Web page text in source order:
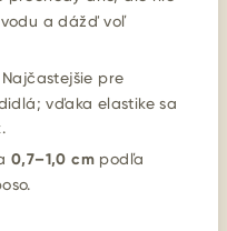
vodu a dážď voľ
Najčastejšie pre
vďaka elastike sa
0,7–1,0 cm podľa